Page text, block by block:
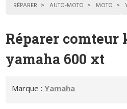
RÉPARER AUTO-MOTO MOTO
Réparer
yamaha 600 xt
Marque :Yamaha